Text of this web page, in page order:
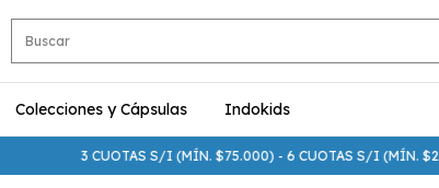
Colecciones y Cápsulas Indokids
3 CUOTAS S/I (MÍN. $75.000) - 6 CUOTAS S/I (MÍN. $250.000) -